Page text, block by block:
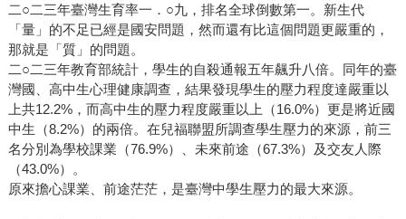
二○二三年臺灣生育率一．○九，排名全球倒數第一。新生代
「量」的不足已經是國安問題，然而還有比這個問題更嚴重的，
那就是「質」的問題。
二○二三年教育部統計，學生的自殺通報五年飆升八倍。同年的臺
灣國、高中生心理健康調查，結果發現學生的壓力程度達嚴重以
上共12.2%，而高中生的壓力程度嚴重以上（16.0%）更是將近國
中生（8.2%）的兩倍。在兒福聯盟所調查學生壓力的來源，前三
名分別為學校課業（76.9%）、未來前途（67.3%）及交友人際
（43.0%）。
原來擔心課業、前途茫茫，是臺灣中學生壓力的最大來源。